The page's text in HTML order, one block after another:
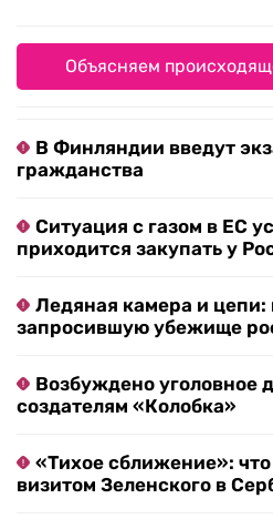
Объясняем
В Финляндии введут
гражданства
Ситуация с газом в ЕС
приходится закупать у
Ледяная камера и
запросившую убежище
Возбуждено уголовное
создателям «Колобка»
«Тихое сближение»:
визитом Зеленского в